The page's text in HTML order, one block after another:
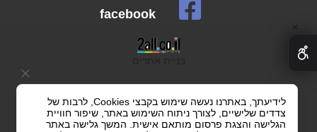
facebook
לידיעתך, באתרנו נעשה שימוש בקבצי Cookies, לרבות של
צדדים שלישיים, לצורך ניתוח השימוש באתר, שיפור חוויית
הגלישה והצגת פרסום מותאם אישית. המשך גלישה באתר